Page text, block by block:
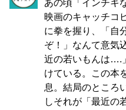
あの頃「インチキ
映画のキャッチコ
に拳を握り、「自
ぞ！」なんて意気
近の若いもんは….
けている。この本
息。結局のところ
しそれが「最近の